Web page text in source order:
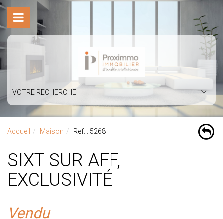
VOTRE RECHERCHE
Accueil Maison Ref. : 5268
SIXT SUR AFF,
EXCLUSIVITÉ
Vendu